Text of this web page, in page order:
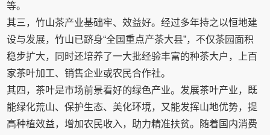
等。
其三，竹山茶产业基础牢、效益好。经过多年持之以恒地建
设与发展，竹山已跻身“全国重点产茶大县”，不仅茶园面积
稳步扩大，同时还培养了一大批经验丰富的种茶大户，上百
家茶叶加工、销售企业或农民合作社。
其四，茶叶是市场前景看好的绿色产业。发展茶叶产业，既
能绿化荒山、保护生态、美化环境，又能发挥山地优势，提
高种植效益，增加农民收入，助力精准扶贫。随着国内消费